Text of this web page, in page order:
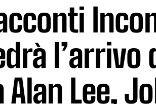
l’arrivo
Alan Lee,